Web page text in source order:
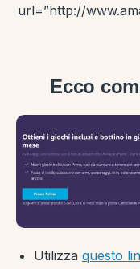
url=”http://
Ecco
Utilizza questo